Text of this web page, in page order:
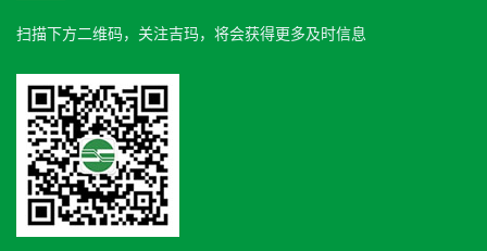
扫描下方二维码，关注吉玛，将会获得更多及时信息